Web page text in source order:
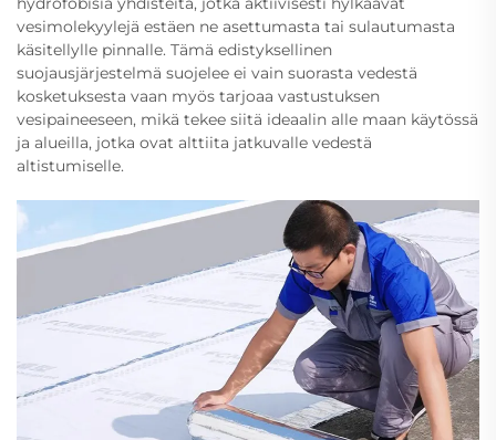
vesimolekyylejä estäen ne asettumasta tai sulautumasta
käsitellylle pinnalle. Tämä edistyksellinen
suojausjärjestelmä suojelee ei vain suorasta vedestä
kosketuksesta vaan myös tarjoaa vastustuksen
vesipaineeseen, mikä tekee siitä ideaalin alle maan käytössä
ja alueilla, jotka ovat alttiita jatkuvalle vedestä
altistumiselle.